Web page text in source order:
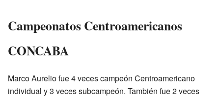
Campeonatos Centroamericanos
CONCABA
Marco Aurelio fue 4 veces campeón Centroamericano
individual y 3 veces subcampeón. También fue 2 veces